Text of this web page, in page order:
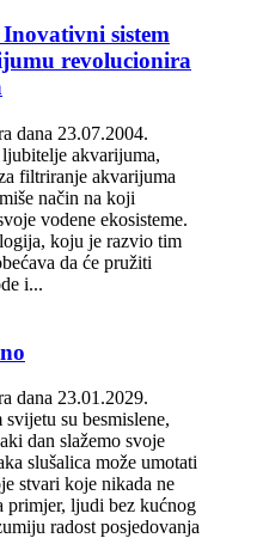
sistem
revolucionira
dana 23.07.2004.
akvarijuma,
filtriranje akvarijuma
način na koji
vodene ekosisteme.
koju je razvio tim
da će pružiti
i...
dana 23.01.2029.
su besmislene,
dan slažemo svoje
slušalica može umotati
stvari koje nikada ne
primjer, ljudi bez kućnog
radost posjedovanja